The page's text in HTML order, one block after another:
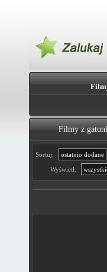
Filmy z
Sortuj: ostatnio dodane
Wyświetl: